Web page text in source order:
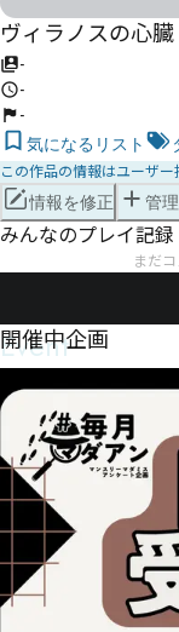
ヴィラノスの心臓
-
-
-
気になるリスト
この作品の情報はユーザ
情報を修正 管
みんなのプレイ記録
まだ
Event
開催中企画